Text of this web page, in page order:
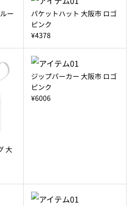
ー
パケットハット 大阪市 ロゴ
ピンク
¥4378
大
ジップパーカー 大阪市 ロゴ
ピンク
¥6006